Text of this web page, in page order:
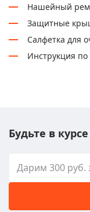
Нашейный
Защитные
Салфетка для
Инструкция
Будьте в